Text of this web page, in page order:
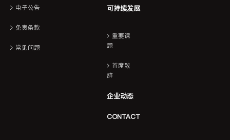
电子公告
免责条款
常见问题
可持续发展
重要课
题
首席致
辞
企业动态
CONTACT